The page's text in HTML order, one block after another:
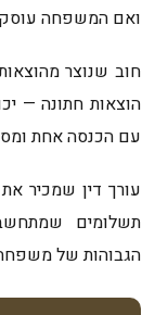
ואם המשפחה
חוב שנוצר
הוצאות חתונה —
עם הכנסה אחת
עורך דין שמכיר
תשלומים
הגבוהות של